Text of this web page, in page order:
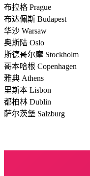
布拉格 Prague
布达佩斯 Budapest
华沙 Warsaw
奥斯陆 Oslo
斯德哥尔摩 Stockholm
哥本哈根 Copenhagen
雅典 Athens
里斯本 Lisbon
都柏林 Dublin
萨尔茨堡 Salzburg